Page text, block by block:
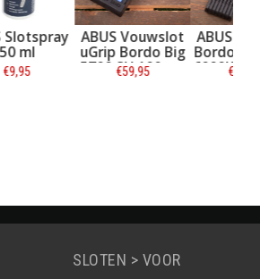
ABUS Vouwslot
uGrip Bordo Big
5700 SH 100 cm
ABUS Vouwslot
Bordo Big Alarm
6000KA SH Xplus
120 cm Zwart
SLOTEN > VOOR